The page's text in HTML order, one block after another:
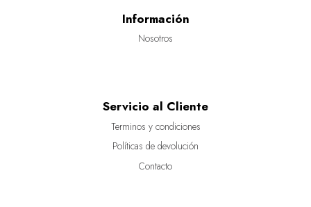
Información
Nosotros
Servicio al Cliente
Terminos y condiciones
Políticas de devolución
Contacto